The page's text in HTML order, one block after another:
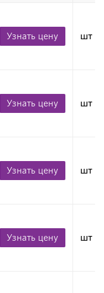
Узнать цену шт
Узнать цену шт
Узнать цену шт
Узнать цену шт